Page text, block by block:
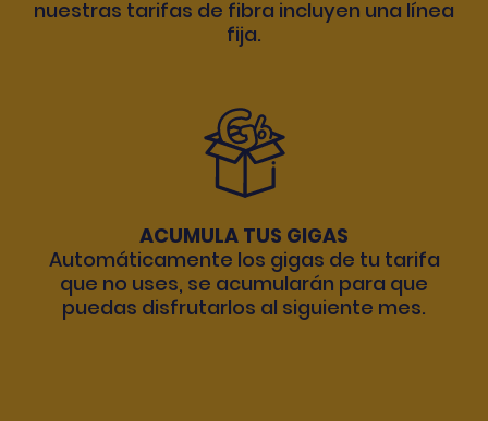
nuestras tarifas de fibra incluyen una línea
fija.
ACUMULA TUS GIGAS
Automáticamente los gigas de tu tarifa
que no uses, se acumularán para que
puedas disfrutarlos al siguiente mes.